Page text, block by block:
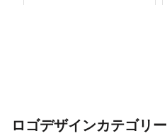
ロゴデザインカテゴリー